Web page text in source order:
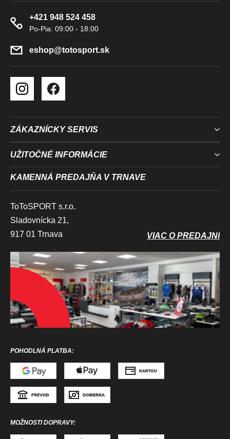
eshop@totosport.sk
+421 948 524 458
ZÁKAZNÍCKY SERVIS
UŽITOČNÉ INFORMÁCIE
KAMENNÁ PREDAJŇA V TRNAVE
ToToSPORT s.r.o.
Sladovnícka 21,
917 01 Trnava
VIAC O PREDAJNI
POHODLNÁ PLATBA:
MOŽNOSTI DOPRAVY: